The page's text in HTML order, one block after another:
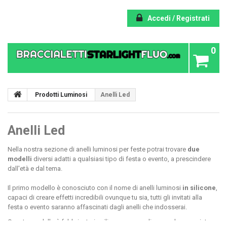
Accedi / Registrati
0
Prodotti Luminosi Anelli Led
Anelli Led
Nella nostra sezione di anelli luminosi per feste potrai trovare due
modelli diversi adatti a qualsiasi tipo di festa o evento, a prescindere
dall'età e dal tema.
Il primo modello è conosciuto con il nome di anelli luminosi in silicone,
capaci di creare effetti incredibili ovunque tu sia, tutti gli invitati alla
festa o evento saranno affascinati dagli anelli che indosserai.
Questo modello è fabbricato in silicone con un disegno davvero vistoso